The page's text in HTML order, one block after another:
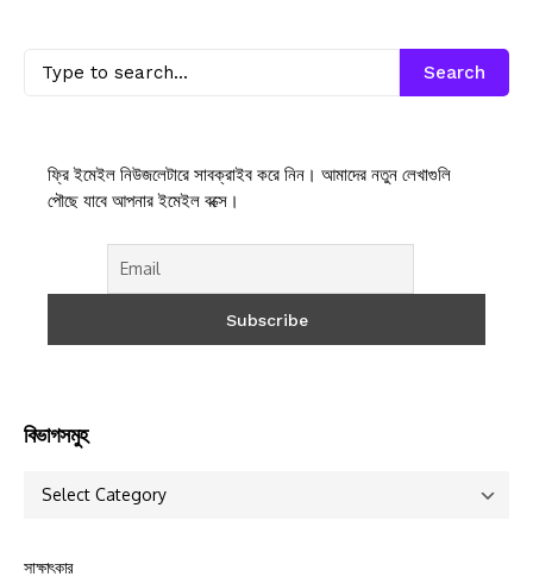
Search
ফ্রি ইমেইল নিউজলেটারে সাবক্রাইব করে নিন। আমাদের নতুন লেখাগুলি
পৌছে যাবে আপনার ইমেইল বক্সে।
বিভাগসমুহ
সাক্ষাৎকার